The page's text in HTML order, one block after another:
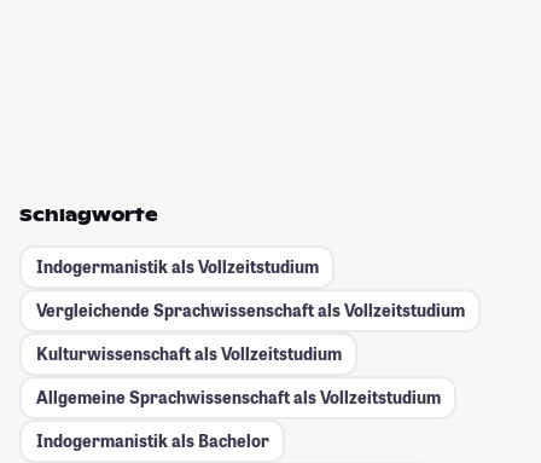
Schlagworte
Indogermanistik als Vollzeitstudium
Vergleichende Sprachwissenschaft als Vollzeitstudium
Kulturwissenschaft als Vollzeitstudium
Allgemeine Sprachwissenschaft als Vollzeitstudium
Indogermanistik als Bachelor